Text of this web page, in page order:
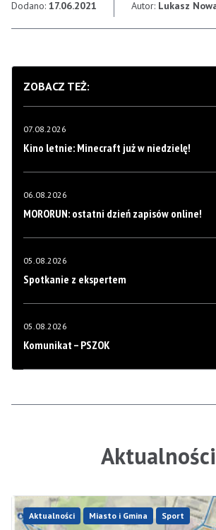
Dodano: 17.06.2021 Autor: Lukasz
ZOBACZ TEŻ:
07.08.2026
Kino letnie: Minecraft już w niedzielę!
06.08.2026
MORORUN: ostatni dzień zapisów online!
05.08.2026
Spotkanie z ekspertem
05.08.2026
Komunikat – PSZOK
Aktualności
Aktualności Miasto i Gmina Sport